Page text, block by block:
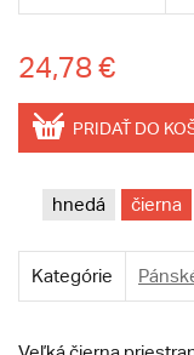
24,78 €
PRIDAŤ DO
hnedá čierna
Kategórie